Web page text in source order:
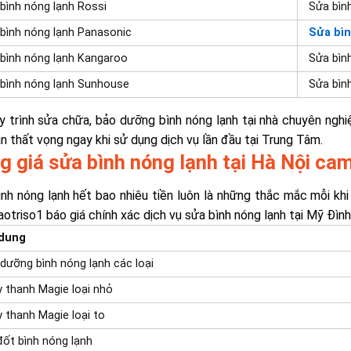
nóng lạnh Rossi
Sửa
nóng lạnh Panasonic
Sửa
nóng lạnh Kangaroo
Sửa
nóng lạnh Sunhouse
Sửa
trình sửa chữa,bảo dưỡng bình nóng lạnh tại nhà chuyên
thất vọng ngay khi sử dụng dịch vụ lần đầu tại Trung Tâm.
giá sửa bình nóng lạnh tại Hà Nội
nóng lạnh hết bao nhiêu tiền luôn là những thắc mắc mỗi
báo giá chính xác dịch vụ sửa bình nóng lạnh tại Mỹ
bình nóng lạnh các loại
thanh Magie loại nhỏ
thanh Magie loại to
bình nóng lạnh